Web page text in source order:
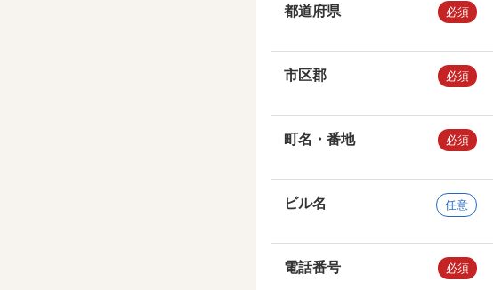
都道府県
市区郡
町名・番地
ビル名
電話番号